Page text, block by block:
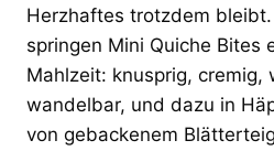
Herzhaftes trotzdem
springen Mini Quiche Bites
Mahlzeit: knusprig, cremig,
wandelbar, und dazu in
von gebackenem